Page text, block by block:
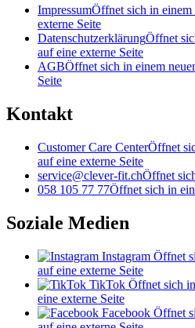
ImpressumÖffnet sich in einem
externe Seite
DatenschutzerklärungÖffnet
auf eine externe Seite
AGBÖffnet sich in einem
Seite
Kontakt
Customer Care CenterÖffnet
auf eine externe Seite
service@clever-fit.chÖffnet
058 105 77 77Öffnet sich in
Soziale Medien
Instagram Öffnet
auf eine externe Seite
TikTok Öffnet sich
eine externe Seite
Facebook Öffnet